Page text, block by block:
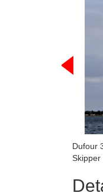
Dufour
Skipper